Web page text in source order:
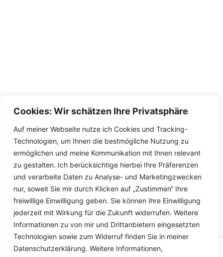
Cookies: Wir schätzen Ihre Privatsphäre
Auf meiner Webseite nutze ich Cookies und Tracking-
Technologien, um Ihnen die bestmögliche Nutzung zu
ermöglichen und meine Kommunikation mit Ihnen relevant
zu gestalten. Ich berücksichtige hierbei Ihre Präferenzen
und verarbeite Daten zu Analyse- und Marketingzwecken
nur, soweit Sie mir durch Klicken auf „Zustimmen“ Ihre
freiwillige Einwilligung geben. Sie können Ihre Einwilligung
jederzeit mit Wirkung für die Zukunft widerrufen. Weitere
Informationen zu von mir und Drittanbietern eingesetzten
Technologien sowie zum Widerruf finden Sie in meiner
Datenschutzerklärung. Weitere Informationen,
Copyright © 2026 Versandhandel für Fahrzeugteile, Ersatzteile